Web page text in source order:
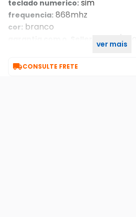
teclado numerico: sim
frequencia: 868mhz
cor: branco
1 ano/anos
ver mais
CONSULTE FRETE